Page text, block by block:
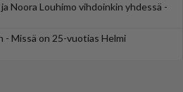
Noora Louhimo vihdoinkin yhdessä -
- Missä on 25-vuotias Helmi